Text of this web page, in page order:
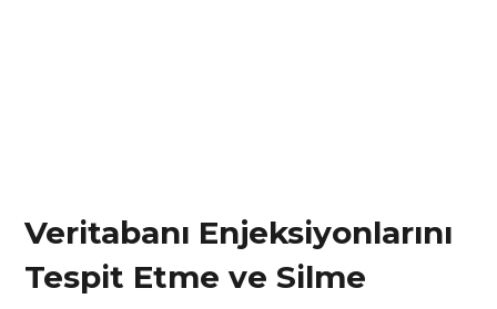
Veritabanı Enjeksiyonlarını
Tespit Etme ve Silme